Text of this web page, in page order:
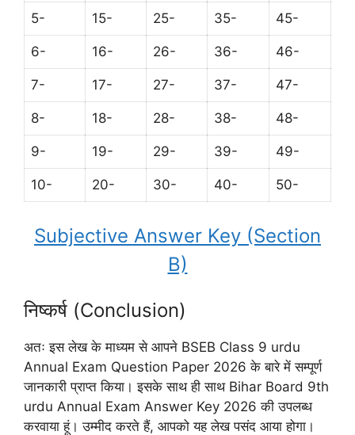
5- 15- 25- 35- 45-
6- 16- 26- 36- 46-
7- 17- 27- 37- 47-
8- 18- 28- 38- 48-
9- 19- 29- 39- 49-
10- 20- 30- 40- 50-
Subjective Answer Key (Section
B)
निष्कर्ष (Conclusion)
अतः इस लेख के माध्यम से आपने BSEB Class 9 urdu
Annual Exam Question Paper 2026 के बारे में सम्पूर्ण
जानकारी प्राप्त किया। इसके साथ ही साथ Bihar Board 9th
urdu Annual Exam Answer Key 2026 की उपलब्ध
करवाया हूं। उम्मीद करते हैं, आपको यह लेख पसंद आया होगा।